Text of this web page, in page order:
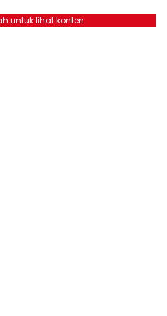
untuk lihat konten